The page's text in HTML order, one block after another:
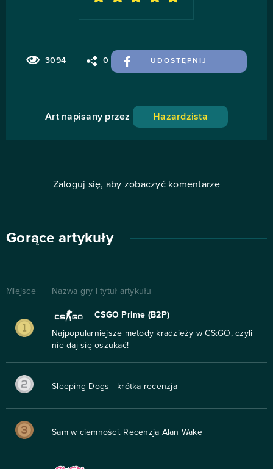
3094 0 UDOSTĘPNIJ
Art napisany przez Hazardzista
Zaloguj się, aby zobaczyć komentarze
Gorące artykuły
Miejsce Nazwa gry i tytuł artykułu
CSGO Prime (B2P)
Najpopularniejsze metody kradzieży w CS:GO, czyli
nie daj się oszukać!
Sleeping Dogs - krótka recenzja
Sam w ciemności. Recenzja Alan Wake